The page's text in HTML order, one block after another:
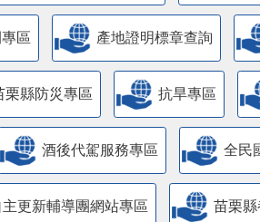
區 產地證明標章查詢
栗縣防災專區 抗旱專區
酒後代駕服務專區 全民
更新輔導團網站專區 苗栗